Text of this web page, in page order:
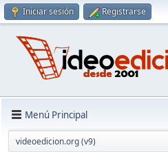
Iniciar sesión Registrarse
Menú Principal
videoedicion.org (v9)